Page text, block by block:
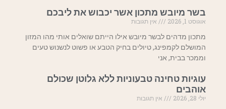
בשר מיובש מתכון אשר יכבוש את ליבכם
אוגוסט 1, 2026
אין תגובות
מתכון מדהים לבשר מיובש אילו הייתם שואלים אותי מהו המזון
המושלם לקמפינג, טיולים בחיק הטבע או פשוט לנשנוש טעים
וממכר בבית, אני
עוגיות טחינה טבעוניות ללא גלוטן שכולם
אוהבים
יולי 28, 2026
אין תגובות